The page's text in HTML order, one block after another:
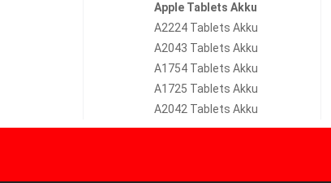
Apple Tablets Akku
A2224 Tablets Akku
A2043 Tablets Akku
A1754 Tablets Akku
A1725 Tablets Akku
A2042 Tablets Akku